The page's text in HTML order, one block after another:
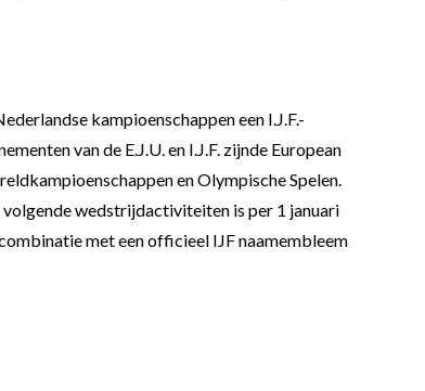
kampioenschappen een I.J.F.-
van de E.J.U. en I.J.F. zijnde European
en Olympische Spelen.
wedstrijdactiviteiten is per 1 januari
met een officieel IJF naamembleem